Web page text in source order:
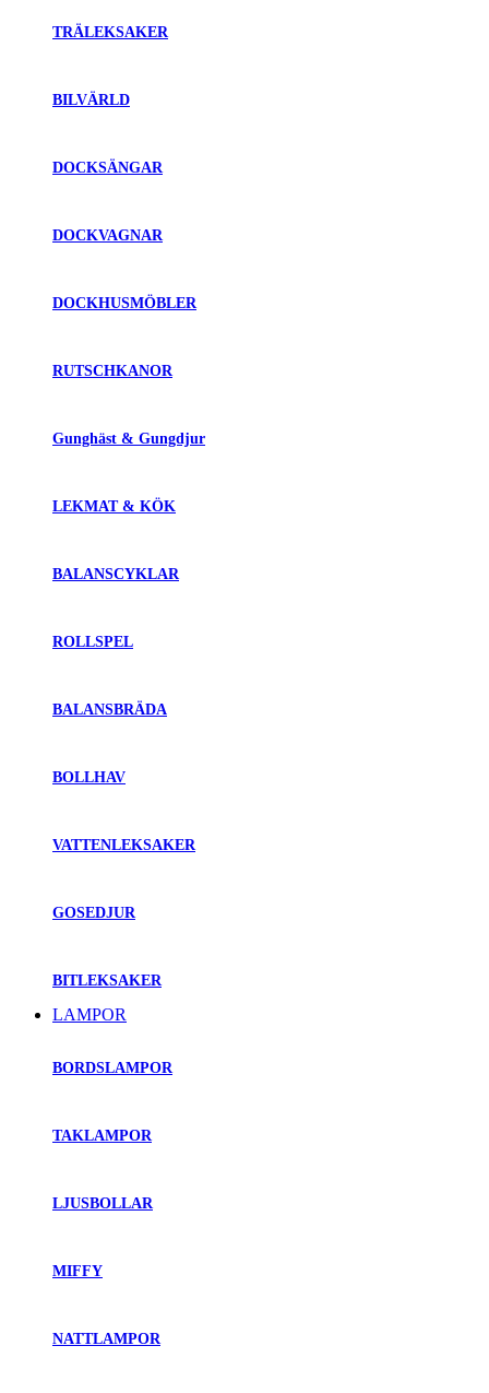
TRÄLEKSAKER
BILVÄRLD
DOCKSÄNGAR
DOCKVAGNAR
DOCKHUSMÖBLER
RUTSCHKANOR
Gunghäst & Gungdjur
LEKMAT & KÖK
BALANSCYKLAR
ROLLSPEL
BALANSBRÄDA
BOLLHAV
VATTENLEKSAKER
GOSEDJUR
BITLEKSAKER
LAMPOR
BORDSLAMPOR
TAKLAMPOR
LJUSBOLLAR
MIFFY
NATTLAMPOR